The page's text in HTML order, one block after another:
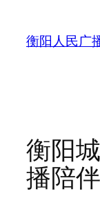
衡阳人民广
衡阳
播陪